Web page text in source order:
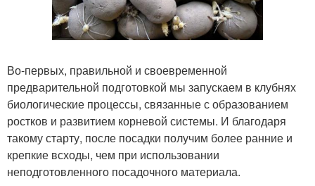
Во-первых, правильной и своевременной
предварительной подготовкой мы запускаем в клубнях
биологические процессы, связанные с образованием
ростков и развитием корневой системы. И благодаря
такому старту, после посадки получим более ранние и
крепкие всходы, чем при использовании
неподготовленного посадочного материала.